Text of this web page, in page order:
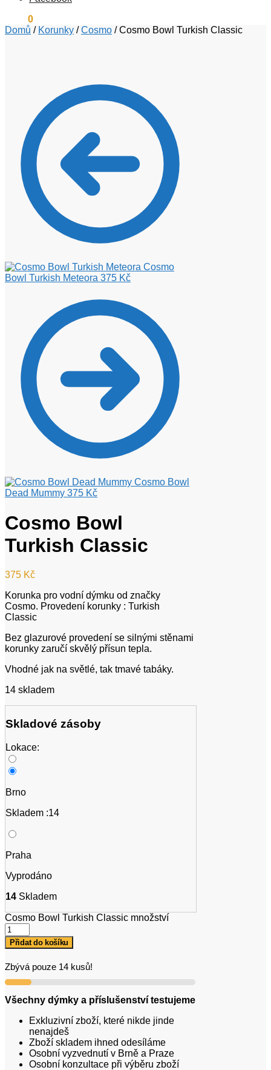
0
Domů / Korunky /Cosmo /Cosmo Bowl Turkish Classic
Cosmo
Bowl Turkish Meteora 375 Kč
Cosmo Bowl
Dead Mummy 375 Kč
Cosmo Bowl
Turkish Classic
375 Kč
Korunka pro vodní dýmku od značky
Cosmo. Provedení korunky : Turkish
Classic
Bez glazurové provedení se silnými stěnami
korunky zaručí skvělý přísun tepla.
Vhodné jak na světlé, tak tmavé tabáky.
14 skladem
Skladové zásoby
Lokace:
Brno
Skladem :14
Praha
Vyprodáno
14 Skladem
Cosmo Bowl Turkish Classic množství
Přidat do košíku
Zbývá pouze 14 kusů!
Všechny dýmky a příslušenství testujeme
Exkluzivní zboží, které nikde jinde
nenajdeš
Zboží skladem ihned odesíláme
Osobní vyzvednutí v Brně a Praze
Osobní konzultace při výběru zboží